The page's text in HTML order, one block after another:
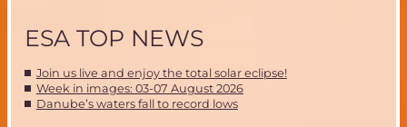
ESA TOP NEWS
Join us live and enjoy the total solar eclipse!
Week in images: 03-07 August 2026
Danube’s waters fall to record lows